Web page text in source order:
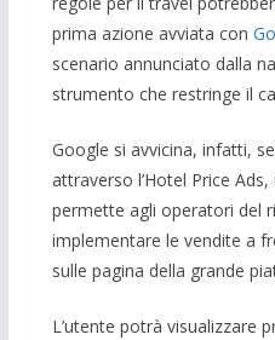
prima azione avviata con
scenario annunciato dalla
strumento che restringe il
Google si avvicina, infatti,
attraverso l’Hotel Price
permette agli operatori del
implementare le vendite a
sulle pagina della grande
L’utente potrà visualizzare